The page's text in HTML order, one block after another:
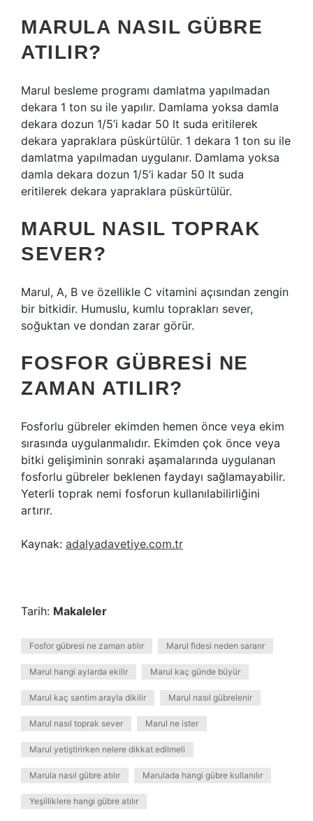
MARULA NASIL GÜBRE
ATILIR?
Marul besleme programı damlatma yapılmadan
dekara 1 ton su ile yapılır. Damlama yoksa damla
dekara dozun 1/5’i kadar 50 lt suda eritilerek
dekara yapraklara püskürtülür. 1 dekara 1 ton su ile
damlatma yapılmadan uygulanır. Damlama yoksa
damla dekara dozun 1/5’i kadar 50 lt suda
eritilerek dekara yapraklara püskürtülür.
MARUL NASIL TOPRAK
SEVER?
Marul, A, B ve özellikle C vitamini açısından zengin
bir bitkidir. Humuslu, kumlu toprakları sever,
soğuktan ve dondan zarar görür.
FOSFOR GÜBRESI NE
ZAMAN ATILIR?
Fosforlu gübreler ekimden hemen önce veya ekim
sırasında uygulanmalıdır. Ekimden çok önce veya
bitki gelişiminin sonraki aşamalarında uygulanan
fosforlu gübreler beklenen faydayı sağlamayabilir.
Yeterli toprak nemi fosforun kullanılabilirliğini
artırır.
Kaynak: adalyadavetiye.com.tr
Tarih: Makaleler
Fosfor gübresi ne zaman atılır Marul fidesi neden sararır
Marul hangi aylarda ekilir Marul kaç günde büyür
Marul kaç santim arayla dikilir Marul nasıl gübrelenir
Marul nasıl toprak sever Marul ne ister
Marul yetiştirirken nelere dikkat edilmeli
Marula nasıl gübre atılır Marulada hangi gübre kullanılır
Yeşilliklere hangi gübre atılır